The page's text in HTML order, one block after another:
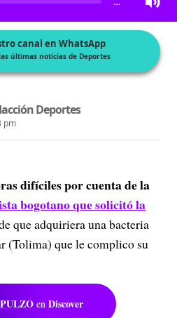
canal en WhatsApp
últimas noticias de Deportes
Deportes
pm
difíciles por cuenta de la
bogotano que solicitó la
que adquiriera una bacteria
(Tolima) que le complico su
PULZO en Discover